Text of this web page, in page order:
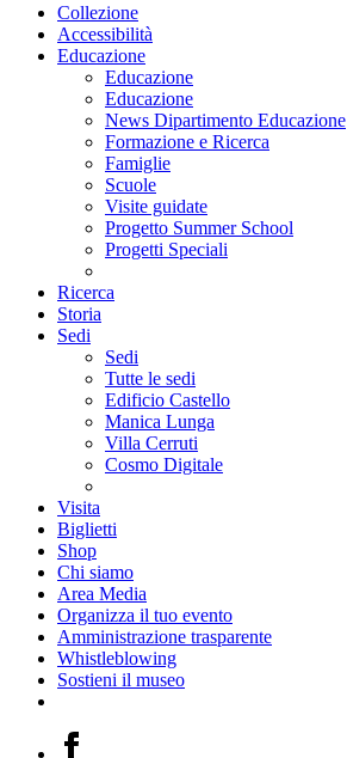
Collezione
Accessibilità
Educazione
Educazione
Educazione
News Dipartimento Educazione
Formazione e Ricerca
Famiglie
Scuole
Visite guidate
Progetto Summer School
Progetti Speciali
Ricerca
Storia
Sedi
Sedi
Tutte le sedi
Edificio Castello
Manica Lunga
Villa Cerruti
Cosmo Digitale
Visita
Biglietti
Shop
Chi siamo
Area Media
Organizza il tuo evento
Amministrazione trasparente
Whistleblowing
Sostieni il museo
Facebook